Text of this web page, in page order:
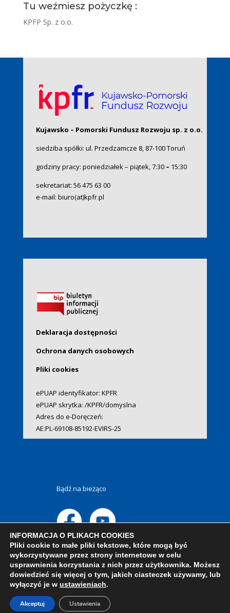
Tu weźmiesz pożyczkę :
KPFP Sp. z o.o.
Kujawsko – Pomorski Fundusz Rozwoju sp. z o.o.
siedziba spółki: ul. Przedzamcze 8, 87-100 Toruń
godziny pracy: poniedziałek – piątek, 7:30– 15:30
sekretariat: 56 475 63 00
e-mail: biuro(at)kpfr.pl
Deklaracja dostępności
Ochrona danych osobowych
Pliki cookies
ePUAP identyfikator: KPFR
ePUAP skrytka: /KPFR/domyslna
Adres do e-Doręczeń:
AE:PL-69108-85192-EVIRS-25
Bądź na bieżąco
INFORMACJA O PLIKACH COOKIES
Pliki cookie to małe pliki tekstowe, które mogą być
wykorzystywane przez strony internetowe w celu
usprawnienia korzystania z nich przez użytkownika. Możesz
dowiedzieć się więcej o tym, jakich ciasteczek używamy, lub
wyłączyć je w ustawieniach.
Akceptuj Ustawienia